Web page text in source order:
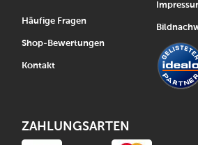
Häufige Fragen
Shop-Bewertungen
Kontakt
ZAHLUNGSARTEN